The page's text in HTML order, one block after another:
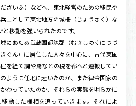
ざいふ）などへ、東北経営のための移民や
士として東北地方の城柵（じょうさく）な
と移動を強いられたのです。
にあたる武蔵国都筑郡（むさしのくにつづ
ぐん）に居住した人々を中心に、古代東国
を経て調や庸などの税を都へと運搬してい
ように任地に赴いたのか、また律令国家の
わっていたのか、それらの実態を明らかに
移動した様相を追っていきます。それによ